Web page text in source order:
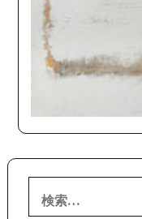
索: